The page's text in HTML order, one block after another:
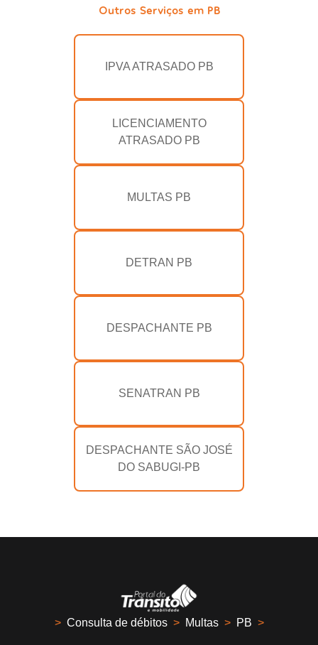
Outros Serviços em PB
IPVA ATRASADO PB
LICENCIAMENTO
ATRASADO PB
MULTAS PB
DETRAN PB
DESPACHANTE PB
SENATRAN PB
DESPACHANTE SÃO JOSÉ
DO SABUGI-PB
> Consulta de débitos > Multas > PB >